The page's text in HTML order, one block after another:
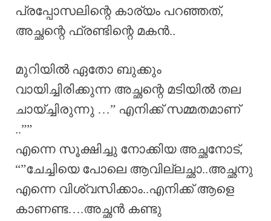
പ്രപ്പോസലിന്റെ കാര്യം പറഞ്ഞത്,
അച്ഛന്റെ ഫ്രണ്ടിന്റെ മകൻ..
മുറിയിൽ ഏതോ ബുക്കും
വായിച്ചിരിക്കുന്ന അച്ഛന്റെ മടിയിൽ തല
ചായ്ച്ചിരുന്നു …” എനിക്ക് സമ്മതമാണ്
..””
എന്നെ സൂക്ഷിച്ചു നോക്കിയ അച്ഛനോട്,
“”ചേച്ചിയെ പോലെ ആവില്ലച്ഛാ..അച്ഛനു
എന്നെ വിശ്വസിക്കാം..എനിക്ക് ആളെ
കാണണ്ട….അച്ഛൻ കണ്ടു